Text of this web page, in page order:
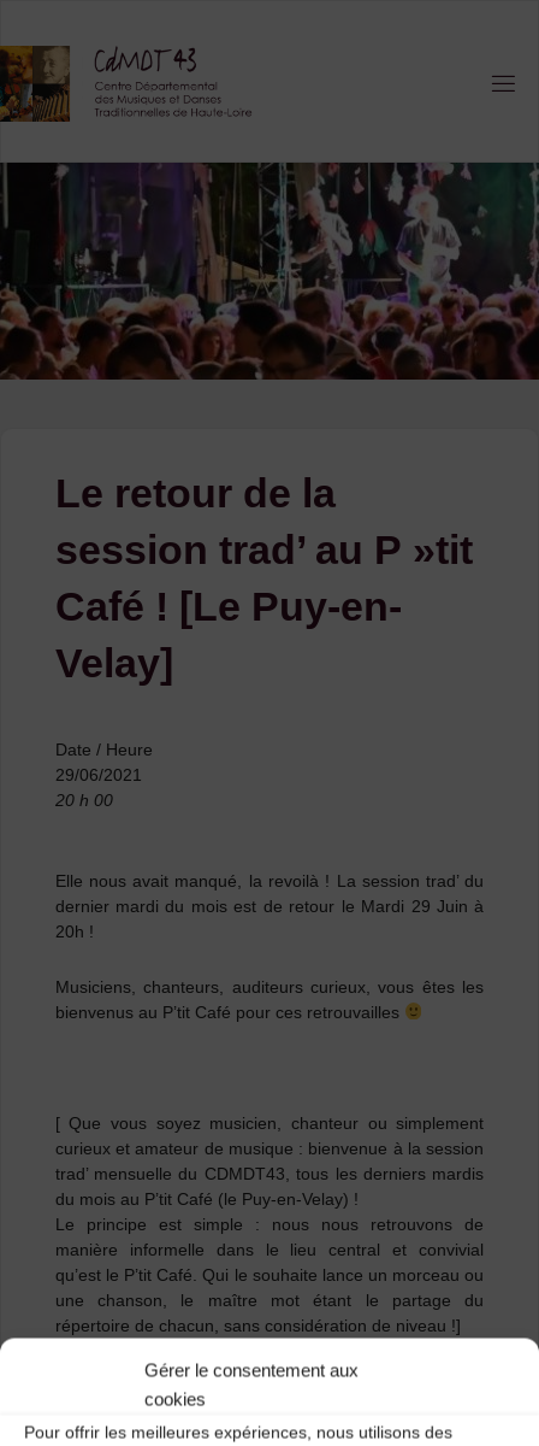
Gérer le consentement aux
cookies
Pour offrir les meilleures expériences, nous utilisons des
content
Le retour de la
session trad’ au P »tit
Café ! [Le Puy-en-
Velay]
Date / Heure
29/06/2021
20 h 00
Elle nous avait manqué, la revoilà ! La session trad’ du
dernier mardi du mois est de retour le Mardi 29 Juin à
20h !
Musiciens, chanteurs, auditeurs curieux, vous êtes les
bienvenus au P’tit Café pour ces retrouvailles
[ Que vous soyez musicien, chanteur ou simplement
curieux et amateur de musique : bienvenue à la session
trad’ mensuelle du CDMDT43, tous les derniers mardis
du mois au P’tit Café (le Puy-en-Velay) !
Le principe est simple : nous nous retrouvons de
manière informelle dans le lieu central et convivial
qu’est le P’tit Café. Qui le souhaite lance un morceau ou
une chanson, le maître mot étant le partage du
répertoire de chacun, sans considération de niveau !]